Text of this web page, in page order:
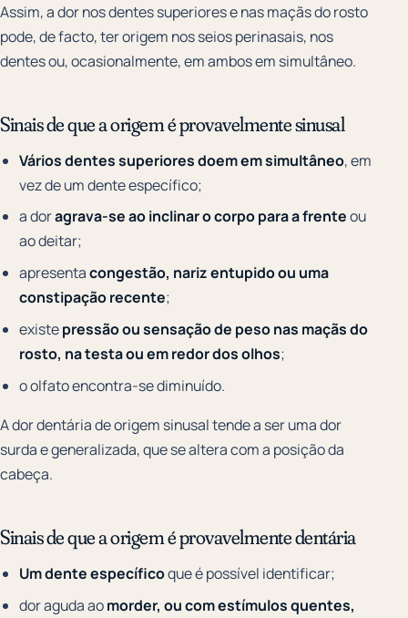
Assim, a dor nos dentes superiores e nas maçãs do rosto
pode, de facto, ter origem nos seios perinasais, nos
dentes ou, ocasionalmente, em ambos em simultâneo.
Sinais de que a origem é provavelmente sinusal
Vários dentes superiores doem em simultâneo, em
vez de um dente específico;
a doragrava-se ao inclinar o corpo para a frenteou
ao deitar;
apresentacongestão, nariz entupido ou uma
constipação recente;
existepressão ou sensação de peso nas maçãs do
rosto, na testa ou em redor dos olhos;
o olfato encontra-se diminuído.
A dor dentária de origem sinusal tende a ser uma dor
surda e generalizada, que se altera com a posição da
cabeça.
Sinais de que a origem é provavelmente dentária
Um dente específicoque é possível identificar;
dor aguda aomorder, ou com estímulos quentes,